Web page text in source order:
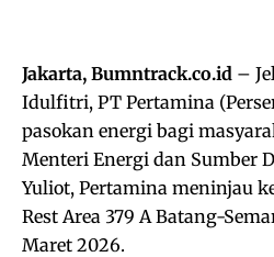
Jakarta, Bumntrack.co.id –
Idulfitri, PT Pertamina
pasokan energi bagi
Menteri Energi dan Sumber
Yuliot, Pertamina meninjau
Rest Area 379 A Batang-
Maret 2026.